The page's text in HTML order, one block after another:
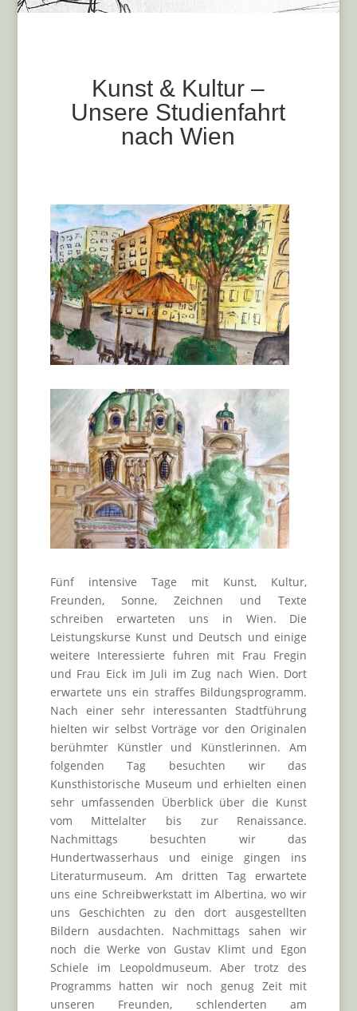
Kunst & Kultur –
Unsere Studienfahrt
nach Wien
Fünf intensive Tage mit Kunst, Kultur,
Freunden, Sonne, Zeichnen und Texte
schreiben erwarteten uns in Wien. Die
Leistungskurse Kunst und Deutsch und einige
weitere Interessierte fuhren mit Frau Fregin
und Frau Eick im Juli im Zug nach Wien. Dort
erwartete uns ein straffes Bildungsprogramm.
Nach einer sehr interessanten Stadtführung
hielten wir selbst Vorträge vor den Originalen
berühmter Künstler und Künstlerinnen. Am
folgenden Tag besuchten wir das
Kunsthistorische Museum und erhielten einen
sehr umfassenden Überblick über die Kunst
vom Mittelalter bis zur Renaissance.
Nachmittags besuchten wir das
Hundertwasserhaus und einige gingen ins
Literaturmuseum. Am dritten Tag erwartete
uns eine Schreibwerkstatt im Albertina, wo wir
uns Geschichten zu den dort ausgestellten
Bildern ausdachten. Nachmittags sahen wir
noch die Werke von Gustav Klimt und Egon
Schiele im Leopoldmuseum. Aber trotz des
Programms hatten wir noch genug Zeit mit
unseren Freunden, schlenderten am